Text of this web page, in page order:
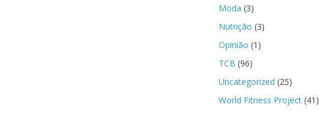
Moda (3)
Nutrição (3)
Opinião (1)
TCB (96)
Uncategorized (25)
World Fitness Project (41)